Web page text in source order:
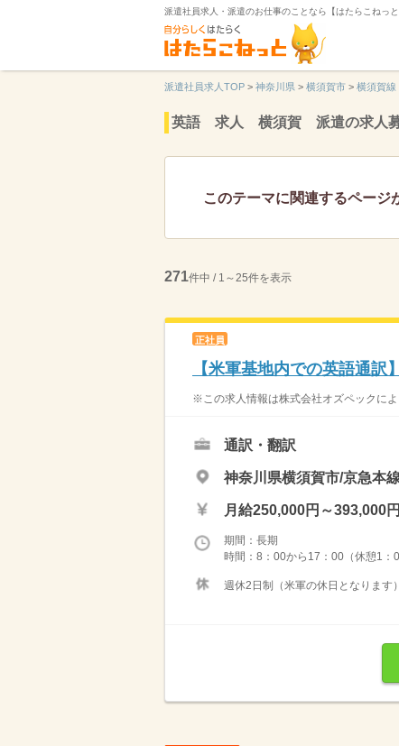
派遣社員求人・派遣のお仕事のことなら【はたらこねっと
派遣社員求人TOP > 神奈川県 > 横須賀市 > 横須賀線
英語 求人 横須賀 派遣の求人
このテーマに関連するページ
271件中 / 1～25件を表示
正社員
【米軍基地内での英語通訳
※この求人情報は株式会社オズペックに
通訳・翻訳
神奈川県横須賀市/京急本
月給250,000円～393,000円
期間：長期
時間：8：00から17：00（休憩1：
週休2日制（米軍の休日となりま